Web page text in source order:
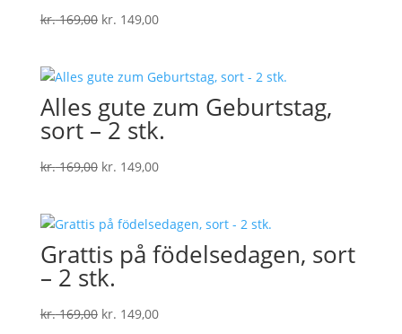
kr.169,00 Den
var:
kr. 169,00.
kr. 149,00Den
er:
kr. 149,00.
Alles gute zum Geburtstag,
sort – 2 stk.
kr.169,00 Den
var:
kr. 169,00.
kr. 149,00Den
er:
kr. 149,00.
Grattis på födelsedagen, sort
– 2 stk.
kr.169,00 Den
kr. 149,00Den